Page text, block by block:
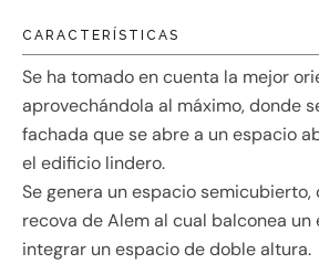
CARACTERÍSTICAS
Se ha tomado en cuenta la mejor
aprovechándola al máximo, donde
fachada que se abre a un espacio
el edificio lindero.
Se genera un espacio semicubierto,
recova de Alem al cual balconea
integrar un espacio de doble altura.